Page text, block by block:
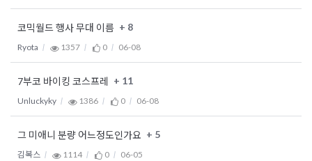
코믹월드 행사 무대 이름 + 8
Ryota 1357 0 06-08
7부코 바이킹 코스프레 + 11
Unluckyky 1386 0 06-08
그 미애니 분량 어느정도인가요 + 5
김복스 1114 0 06-05